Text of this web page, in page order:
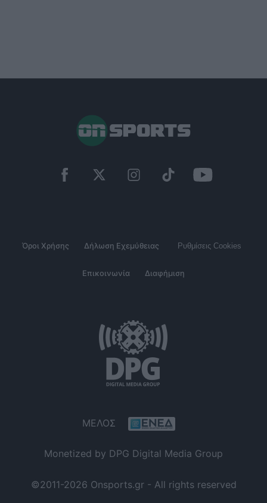
Όροι Χρήσης Δήλωση Εχεμύθειας Ρυθμίσεις Cookies
Επικοινωνία Διαφήμιση
ΜΕΛΟΣ
Monetized by DPG Digital Media Group
©2011-2026 Onsports.gr - All rights reserved